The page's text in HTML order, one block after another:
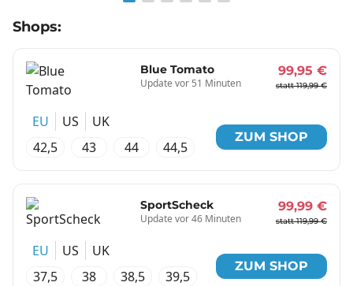
1
Shops:
Blue Tomato
Update vor 51 Minuten
99,95 €
statt 119,99 €
EU US
UK
42,5
43 44 44,5
ZUM SHOP
SportScheck
Update vor 46 Minuten
99,99 €
statt 119,99 €
EU US
UK
37,5
38 38,5
39,5
ZUM SHOP